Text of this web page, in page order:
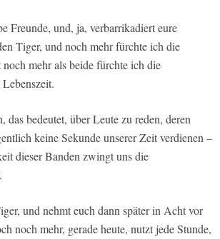
Freunde, und, ja, verbarrikadiert eure
Tiger, und noch mehr fürchte ich die
mehr als beide fürchte ich die
das bedeutet, über Leute zu reden, deren
keine Sekunde unserer Zeit verdienen –
dieser Banden zwingt uns die
und nehmt euch dann später in Acht vor
noch mehr, gerade heute, nutzt jede Stunde,